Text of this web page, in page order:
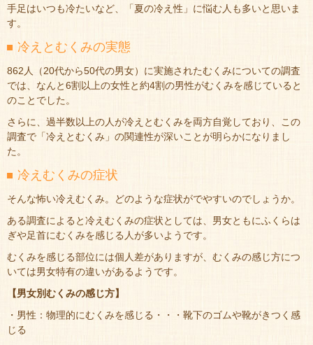
手足はいつも冷たいなど、「夏の冷え性」に悩む人も多いと思いま
す。
冷えとむくみの実態
862人（20代から50代の男女）に実施されたむくみについての調査
では、なんと6割以上の女性と約4割の男性がむくみを感じていると
のことでした。
さらに、過半数以上の人が冷えとむくみを両方自覚しており、この
調査で「冷えとむくみ」の関連性が深いことが明らかになりまし
た。
冷えむくみの症状
そんな怖い冷えむくみ。どのような症状がでやすいのでしょうか。
ある調査によると冷えむくみの症状としては、男女ともにふくらは
ぎや足首にむくみを感じる人が多いようです。
むくみを感じる部位には個人差がありますが、むくみの感じ方につ
いては男女特有の違いがあるようです。
【男女別むくみの感じ方】
・男性：物理的にむくみを感じる・・・靴下のゴムや靴がきつく感
じる